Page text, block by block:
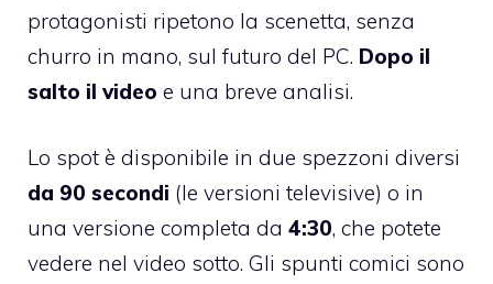
protagonisti ripetono la scenetta, senza
churro in mano, sul futuro del PC. Dopo il
salto il video e una breve analisi.
Lo spot è disponibile in due spezzoni diversi
da 90 secondi (le versioni televisive) o in
una versione completa da 4:30, che potete
vedere nel video sotto. Gli spunti comici sono